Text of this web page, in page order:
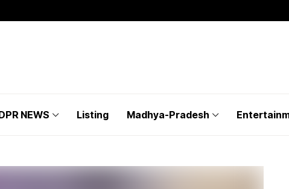
NEWS Listing Madhya-Pradesh